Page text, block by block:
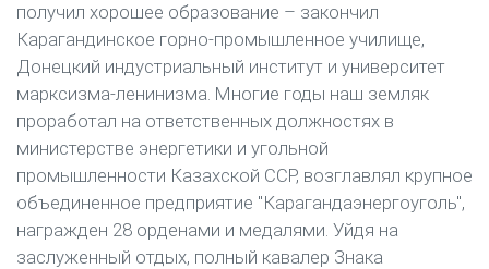
получил хорошее образование – закончил
Карагандинское горно-промышленное училище,
Донецкий индустриальный институт и университет
марксизма-ленинизма. Многие годы наш земляк
проработал на ответственных должностях в
министерстве энергетики и угольной
промышленности Казахской ССР, возглавлял крупное
объединенное предприятие "Карагандаэнергоуголь",
награжден 28 орденами и медалями. Уйдя на
заслуженный отдых, полный кавалер Знака